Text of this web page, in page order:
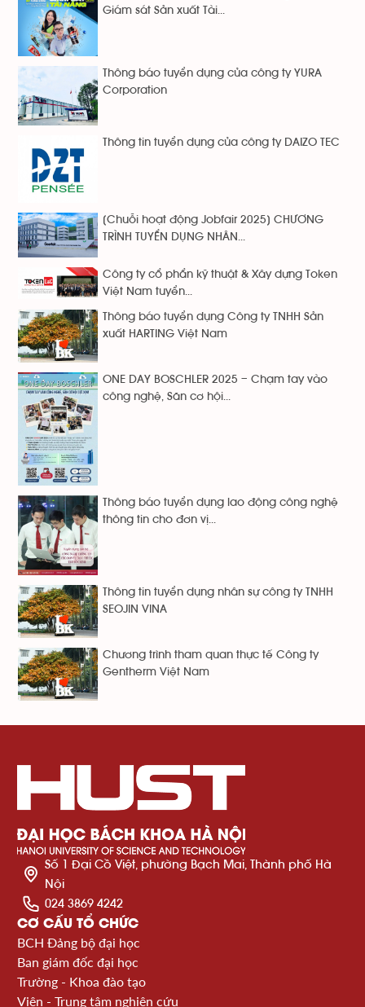
Giám sát Sản xuất Tài...
Thông báo tuyển dụng của công ty YURA
Corporation
Thông tin tuyển dụng của công ty DAIZO TEC
[Chuỗi hoạt động Jobfair 2025] CHƯƠNG
TRÌNH TUYỂN DỤNG NHÂN...
Công ty cổ phẩn kỹ thuật & Xây dựng Token
Việt Nam tuyển...
Thông báo tuyển dụng Công ty TNHH Sản
xuất HARTING Việt Nam
ONE DAY BOSCHLER 2025 – Chạm tay vào
công nghệ, Săn cơ hội...
Thông báo tuyển dụng lao động công nghệ
thông tin cho đơn vị...
Thông tin tuyển dụng nhân sự công ty TNHH
SEOJIN VINA
Chương trình tham quan thực tế Công ty
Gentherm Việt Nam
Số 1 Đại Cồ Việt, phường Bạch Mai, Thành phố Hà
Nội
024 3869 4242
CƠ CẤU TỔ CHỨC
BCH Đảng bộ đại học
Ban giám đốc đại học
Trường - Khoa đào tạo
Viện - Trung tâm nghiên cứu